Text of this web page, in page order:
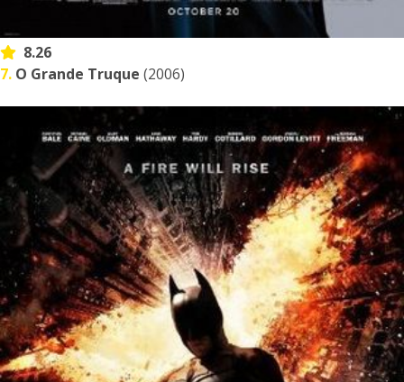
8.26
7. O Grande Truque (2006)